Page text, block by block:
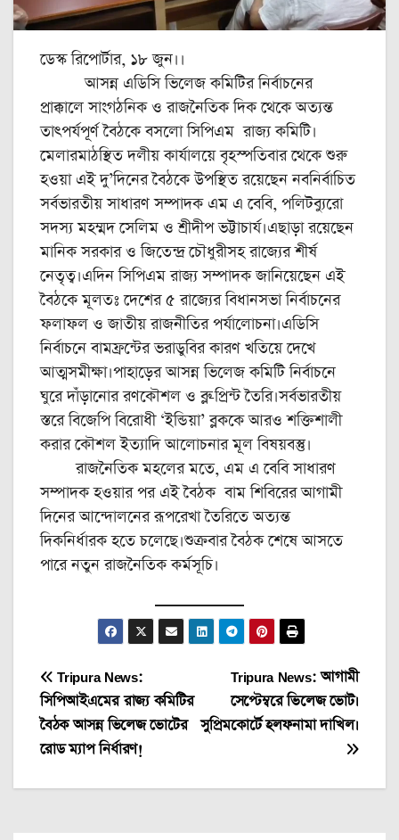
ডেস্ক রিপোর্টার, ১৮ জুন।।
আসন্ন এডিসি ভিলেজ কমিটির নির্বাচনের
প্রাক্কালে সাংগঠনিক ও রাজনৈতিক দিক থেকে অত্যন্ত
তাৎপর্যপূর্ণ বৈঠকে বসলো সিপিএম রাজ্য কমিটি।
মেলারমাঠস্থিত দলীয় কার্যালয়ে বৃহস্পতিবার থেকে শুরু
হওয়া এই দু’দিনের বৈঠকে উপস্থিত রয়েছেন নবনির্বাচিত
সর্বভারতীয় সাধারণ সম্পাদক এম এ বেবি, পলিটব্যুরো
সদস্য মহম্মদ সেলিম ও শ্রীদীপ ভট্টাচার্য।এছাড়া রয়েছেন
মানিক সরকার ও জিতেন্দ্র চৌধুরীসহ রাজ্যের শীর্ষ
নেতৃত্ব।এদিন সিপিএম রাজ্য সম্পাদক জানিয়েছেন এই
বৈঠকে মূলতঃ দেশের ৫ রাজ্যের বিধানসভা নির্বাচনের
ফলাফল ও জাতীয় রাজনীতির পর্যালোচনা।এডিসি
নির্বাচনে বামফ্রন্টের ভরাডুবির কারণ খতিয়ে দেখে
আত্মসমীক্ষা।পাহাড়ের আসন্ন ভিলেজ কমিটি নির্বাচনে
ঘুরে দাঁড়ানোর রণকৌশল ও ব্লু-প্রিন্ট তৈরি।সর্বভারতীয়
স্তরে বিজেপি বিরোধী ‘ইন্ডিয়া’ ব্লককে আরও শক্তিশালী
করার কৌশল ইত্যাদি আলোচনার মূল বিষয়বস্তু।
রাজনৈতিক মহলের মতে, এম এ বেবি সাধারণ
সম্পাদক হওয়ার পর এই বৈঠক বাম শিবিরের আগামী
দিনের আন্দোলনের রূপরেখা তৈরিতে অত্যন্ত
দিকনির্ধারক হতে চলেছে।শুক্রবার বৈঠক শেষে আসতে
পারে নতুন রাজনৈতিক কর্মসূচি।
Post
navigation
Tripura News: আগামী
সেপ্টেম্বরে ভিলেজ ভোট।
সুপ্রিমকোর্টে হলফনামা দাখিল।
Tripura News:
সিপিআইএমের রাজ্য কমিটির
বৈঠক আসন্ন ভিলেজ ভোটের
রোড ম্যাপ নির্ধারণ!